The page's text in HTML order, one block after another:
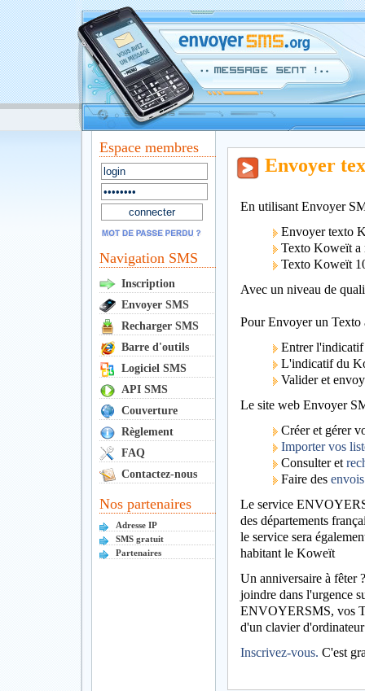
Espace membres
Navigation SMS
Inscription
Envoyer SMS
Recharger SMS
Barre d'outils
Logiciel SMS
API SMS
Couverture
Règlement
FAQ
Contactez-nous
Nos partenaires
Adresse IP
SMS gratuit
Partenaires
Envoyer
En utilisant Envoyer
Envoyer texto
Texto Koweït a
Texto Koweït
Avec un niveau de
Pour Envoyer un
Entrer
L'indicatif du
Valider et
Le site web Envoyer
Créer et gérer
Importer vos
Consulter et
Faire des
Le service
des départements
le service sera
habitant le Koweït
Un anniversaire à fêter
joindre dans l'urgence
ENVOYERSMS, vos
d'un clavier
Inscrivez-vous. C'est